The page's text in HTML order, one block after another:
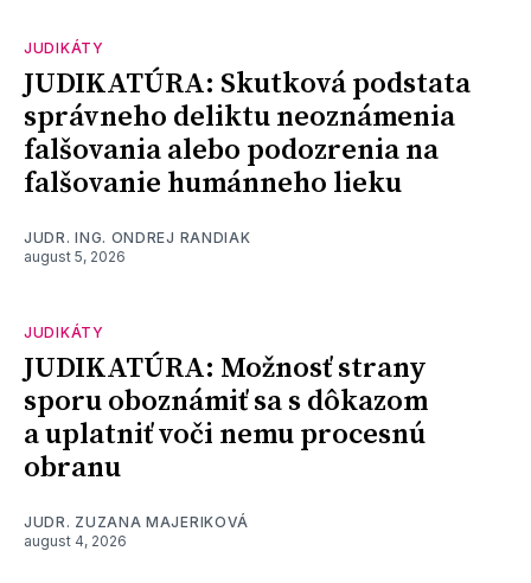
JUDIKÁTY
JUDIKATÚRA: Skutková podstata
správneho deliktu neoznámenia
falšovania alebo podozrenia na
falšovanie humánneho lieku
JUDR. ING. ONDREJ RANDIAK
august 5, 2026
JUDIKÁTY
JUDIKATÚRA: Možnosť strany
sporu oboznámiť sa s dôkazom
a uplatniť voči nemu procesnú
obranu
JUDR. ZUZANA MAJERIKOVÁ
august 4, 2026